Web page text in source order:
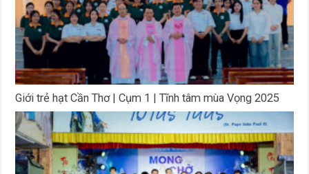
Giới trẻ hạt Cần Thơ | Cụm 1 | Tĩnh tâm mùa Vọng 2025